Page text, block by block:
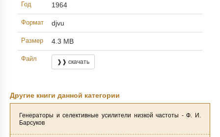
Год 1964
Формат djvu
Размер 4.3 MB
Файл ❱❱ скачать
Другие книги данной категории
Генераторы и селективные усилители низкой частоты - Ф. И.
Барсуков